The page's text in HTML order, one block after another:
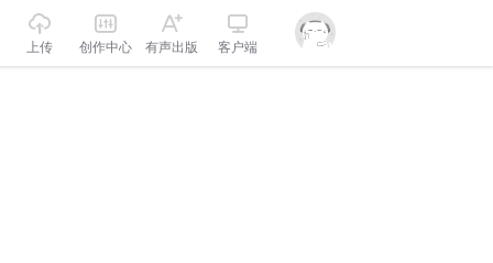
上传 创作中心 有声出版 客户端